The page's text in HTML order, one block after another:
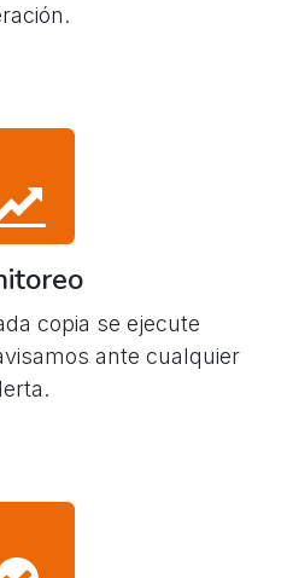
copia se ejecute
ante cualquier